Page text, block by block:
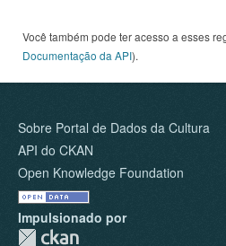
Você também pode ter acesso a esses
Documentação da API).
Sobre Portal de Dados da Cultura
API do CKAN
Open Knowledge Foundation
Impulsionado por